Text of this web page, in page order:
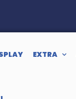
EXTRA